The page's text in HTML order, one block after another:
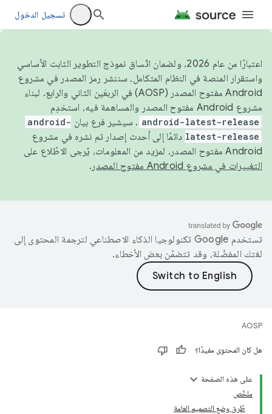
تسجيل الدخول
اعتبارًا من عام 2026، ولضمان اتّساق نموذج التطوير الثابت الأساسي
واستقرار المنصة في النظام المتكامل، سننشر رمز المصدر في مشروع
Android مفتوح المصدر (AOSP) في الربعَين الثاني والرابع. لبناء
مشروع Android مفتوح المصدر والمساهمة فيه، استخدِم
android-latest-release . سيشير فرع بيان android-
latest-release دائمًا إلى أحدث إصدار تم نشره في مشروع
Android مفتوح المصدر. لمزيد من المعلومات، يُرجى الاطّلاع على
التغييرات في مشروع Android مفتوح المصدر
.
تستخدم Google تكنولوجيا الذكاء الاصطناعي لترجمة المحتوى إلى
لغتك المفضّلة، وقد تتضمّن بعض الأخطاء.
AOSP
هل كان المحتوى مفيدًا؟
على هذه الصفحة
ملخّص
طُرق وضع التصميم العامة